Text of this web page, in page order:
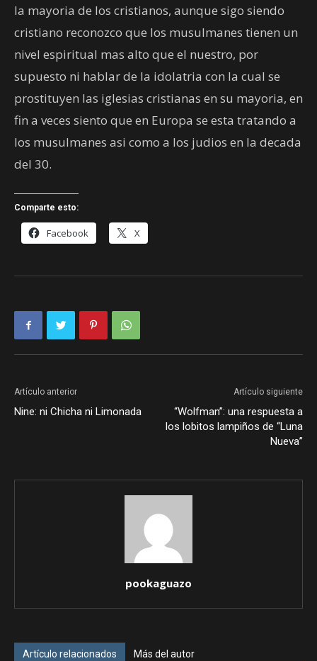
la mayoria de los cristianos, aunque sigo siendo
cristiano reconozco que los musulmanes tienen un
nivel espiritual mas alto que el nuestro, por
supuesto ni hablar de la idolatria con la cual se
prostituyen las iglesias cristianas en su mayoria, en
fin a veces siento que en Europa se esta tratando a
los musulmanes asi como a los judios en la decada
del 30.
Comparte esto:
Facebook X
Artículo anterior
Nine: ni Chicha ni Limonada
Artículo siguiente
“Wolfman”: una respuesta a
los lobitos lampiños de “Luna
Nueva”
pookaguazo
Artículo relacionados Más del autor